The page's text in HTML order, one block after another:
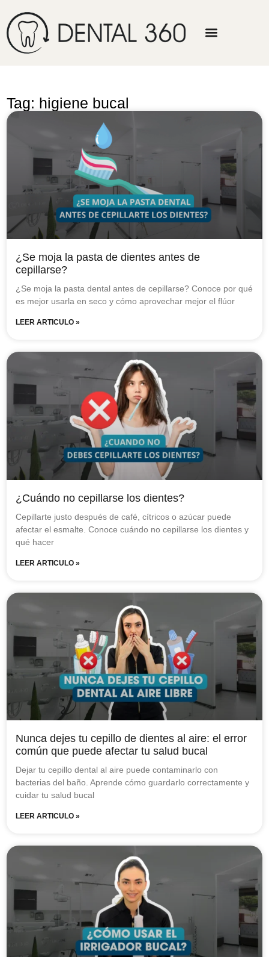
Tag: higiene bucal
¿Se moja la pasta de dientes antes de
cepillarse?
¿Se moja la pasta dental antes de cepillarse? Conoce por qué
es mejor usarla en seco y cómo aprovechar mejor el flúor
LEER ARTICULO »
¿Cuándo no cepillarse los dientes?
Cepillarte justo después de café, cítricos o azúcar puede
afectar el esmalte. Conoce cuándo no cepillarse los dientes y
qué hacer
LEER ARTICULO »
Nunca dejes tu cepillo de dientes al aire: el error
común que puede afectar tu salud bucal
Dejar tu cepillo dental al aire puede contaminarlo con
bacterias del baño. Aprende cómo guardarlo correctamente y
cuidar tu salud bucal
LEER ARTICULO »